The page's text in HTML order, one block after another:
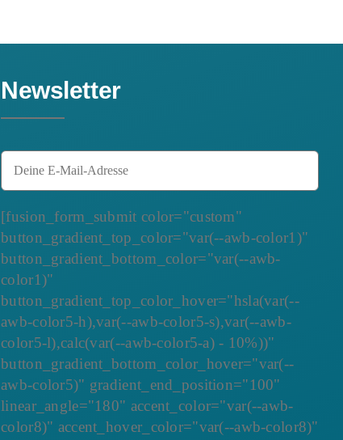
Newsletter
[fusion_form_submit color="custom"
button_gradient_top_color="var(--awb-color1)"
button_gradient_bottom_color="var(--awb-
color1)"
button_gradient_top_color_hover="hsla(var(--
awb-color5-h),var(--awb-color5-s),var(--awb-
color5-l),calc(var(--awb-color5-a) - 10%))"
button_gradient_bottom_color_hover="var(--
awb-color5)" gradient_end_position="100"
linear_angle="180" accent_color="var(--awb-
color8)" accent_hover_color="var(--awb-color8)"